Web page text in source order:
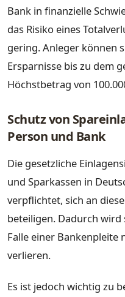
Bank in finanzielle
das Risiko eines
gering. Anleger können
Ersparnisse bis zu dem
Höchstbetrag von
Schutz von
Person und Bank
Die gesetzliche
und Sparkassen in
verpflichtet, sich an
beteiligen. Dadurch wird
Falle einer Bankenpleite
verlieren.
Es ist jedoch wichtig zu